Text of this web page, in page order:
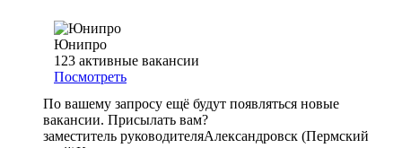
Юнипро
123 активные вакансии
Посмотреть
По вашему запросу ещё будут появляться новые
вакансии. Присылать вам?
заместитель руководителяАлександровск (Пермский